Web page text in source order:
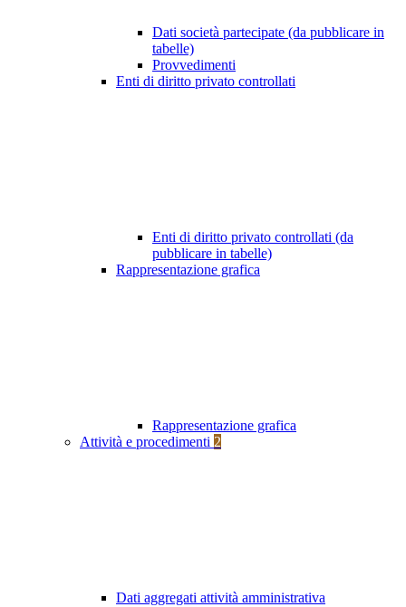
Dati società partecipate (da pubblicare in
tabelle)
Provvedimenti
Enti di diritto privato controllati
Enti di diritto privato controllati (da
pubblicare in tabelle)
Rappresentazione grafica
Rappresentazione grafica
Attività e procedimenti 2
Dati aggregati attività amministrativa